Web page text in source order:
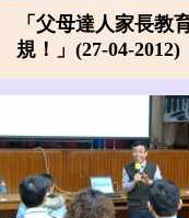
「父母達人家長教
規！」(27-04-2012)